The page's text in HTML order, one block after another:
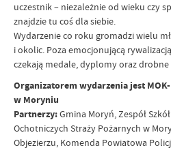
uczestnik – niezależnie od wieku czy
znajdzie tu coś dla siebie.
Wydarzenie co roku gromadzi wielu
i okolic. Poza emocjonującą
czekają medale, dyplomy oraz
Organizatorem wydarzenia jest
w Moryniu
Partnerzy:Gmina Moryń, Zespół
Ochotniczych Straży Pożarnych w
Objezierzu, Komenda Powiatowa